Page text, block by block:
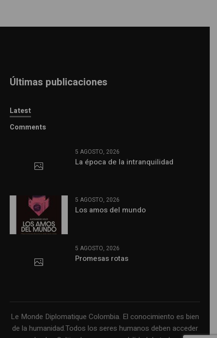
Últimas publicaciones
Latest
Comments
5 AGOSTO, 2026
La época de la intranquilidad
5 AGOSTO, 2026
Los amos del mundo
5 AGOSTO, 2026
Promesas rotas
Le Monde Diplomatique Colombia. El conocimiento es bien
de la humanidad.Todos los seres humanos deben acceder